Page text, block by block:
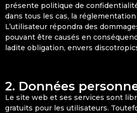
présente politique de
dans tous les cas, la
L’utilisateur répondra des
pouvant être causés en
ladite obligation, envers
2. Données
Le site web et ses services sont
gratuits pour les utilisateurs.